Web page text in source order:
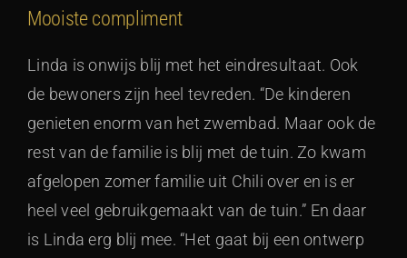
Mooiste compliment
Linda is onwijs blij met het eindresultaat. Ook
de bewoners zijn heel tevreden. “De kinderen
genieten enorm van het zwembad. Maar ook de
rest van de familie is blij met de tuin. Zo kwam
afgelopen zomer familie uit Chili over en is er
heel veel gebruikgemaakt van de tuin.” En daar
is Linda erg blij mee. “Het gaat bij een ontwerp